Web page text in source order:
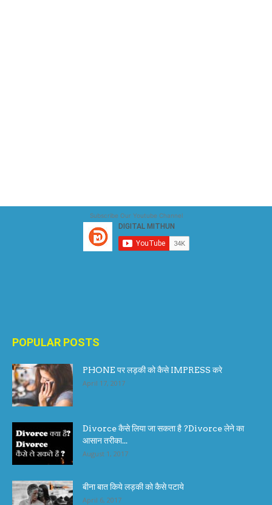
Subscribe Our Youtube Channel
POPULAR POSTS
PHONE पर लड़की को कैसे IMPRESS करे
April 17, 2017
Divorce कैसे लिया जा सकता है ?Divorce लेने का
आसान तरीका...
August 1, 2017
बीना बात किये लड़की को कैसे पटाये
April 6, 2017